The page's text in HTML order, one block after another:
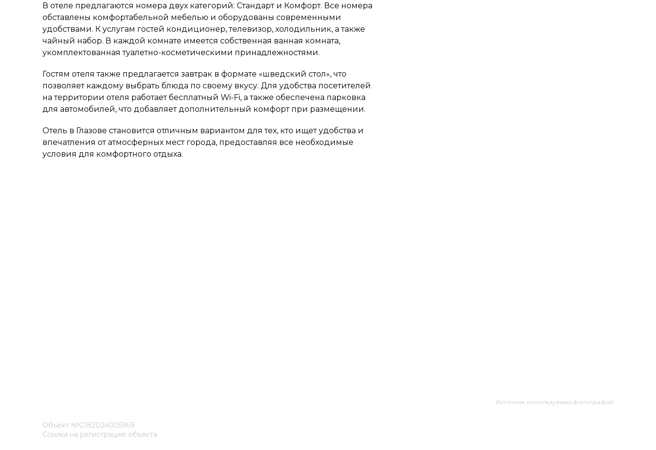
В отеле предлагаются номера двух категорий: Стандарт и Комфорт. Все номера
обставлены комфортабельной мебелью и оборудованы современными
удобствами. К услугам гостей кондиционер, телевизор, холодильник, а также
чайный набор. В каждой комнате имеется собственная ванная комната,
укомплектованная туалетно-косметическими принадлежностями.
Гостям отеля также предлагается завтрак в формате «шведский стол», что
позволяет каждому выбрать блюда по своему вкусу. Для удобства посетителей
на территории отеля работает бесплатный Wi-Fi, а также обеспечена парковка
для автомобилей, что добавляет дополнительный комфорт при размещении.
Отель в Глазове становится отличным вариантом для тех, кто ищет удобства и
впечатления от атмосферных мест города, предоставляя все необходимые
условия для комфортного отдыха.
Источник используемых фотографий
Объект №С182024005969
Ссылка на регистрацию объекта